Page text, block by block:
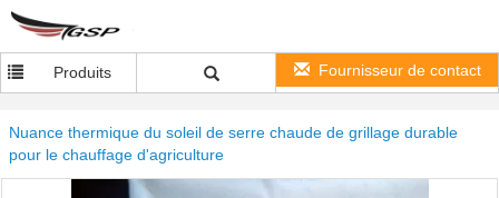
Produits Fournisseur de contact
Nuance thermique du soleil de serre chaude de grillage durable
pour le chauffage d'agriculture